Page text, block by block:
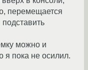
перемещается
можно и
я пока не осилил.